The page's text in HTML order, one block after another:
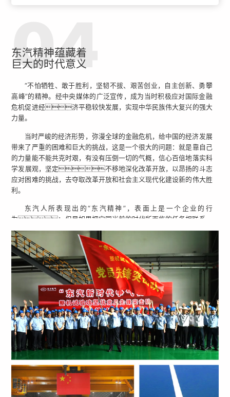
论《“东汽精神”催人奋进》。
神，都是人民群众的激情创造，都是国家力量的不断提升，都
是民族精神的丰富拓展。作为伟大抗震救灾精神的重要组成部
涵，标注出我们国家和民族的精神高度。
东汽精神蕴藏着
巨大的时代意义
“不怕牺牲、敢于胜利，坚韧不拔、艰苦创业，自主创新、勇攀
高峰”的精神。经中央媒体的广泛宣传，成为当时积极应对国际金融
危机促进经济平稳较快发展，实现中华民族伟大复兴的强大
力量。
当时严峻的经济形势，弥漫全球的金融危机，给中国的经济发展
带来了严重的困难和巨大的挑战，这是一个很大的问题：就是靠自己
的力量能不能共克时艰，有没有压倒一切的气概，信心百倍地落实科
学发展观，坚定不移地深化改革开放，以昂扬的斗志
应对困难的挑战，去夺取改革开放和社会主义现代化建设新的伟大胜
利。
东汽人所表现出的“东汽精神”，表面上是一个企业的行
为；但是如果把它同当前的时代所面临的任务相联系，
它就贴切地体现了时代精神也出色回答了这一时代的重大
问题。
“东汽精神”，在应对全球金融危机，加快灾后重
建，保持经济平稳较快发展的形势下，不仅着眼于抗
震救灾和灾后重建，更将其作为展示中国工业、中国经济应对国际金
融危机能力和在经济发展新常态下结构调整的信心，赋予了深刻远大
的意义。
“东汽精神”，成为在新一轮全球产业化分工中面临“双
重挤压”和金融危机考验的中国制造业的缩影，展示
了中国共产党领导的政治优势和社会主义集中力量办大
事的制度优势。
“东汽精神”是中华民族百折不挠、自强不息、艰苦奋斗精神的集
中体现，其核心内涵就是“震不倒”、“压不垮”、“不
弯腰”的精神，它充分展现出在危难时刻中央企业作